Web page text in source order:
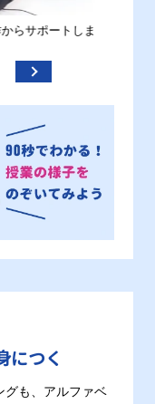
らサポートしま
につく
グも、アルファベ